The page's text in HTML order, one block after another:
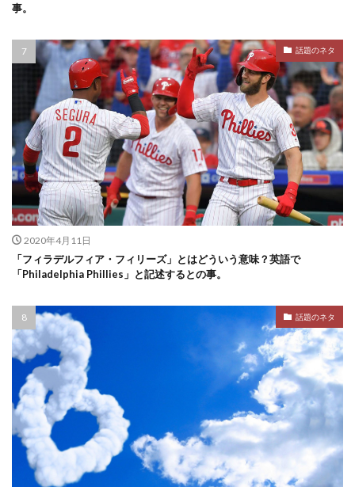
事。
話題のネタ
2020年4月11日
「フィラデルフィア・フィリーズ」とはどういう意味？英語で
「Philadelphia Phillies」と記述するとの事。
話題のネタ